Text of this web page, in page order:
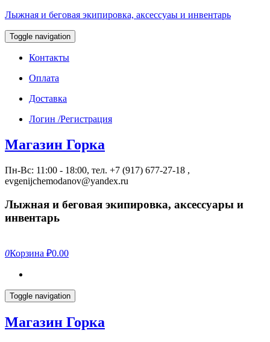
Лыжная и беговая экипировка, аксессуаы и инвентарь
Toggle navigation
Контакты
Оплата
Доставка
Логин /Регистрация
Магазин Горка
Пн-Вс: 11:00 - 18:00, тел. +7 (917) 677-27-18 ,
evgenijchemodanov@yandex.ru
Лыжная и беговая экипировка, аксессуары и
инвентарь
0Корзина ₽0.00
Toggle navigation
Магазин Горка